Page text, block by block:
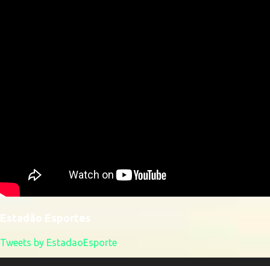
Estadão Esportes
Tweets by EstadaoEsporte